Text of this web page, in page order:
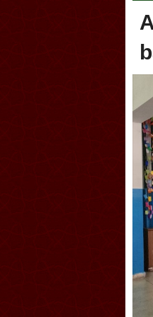
Geleneksel Türk Okçuluğu
ev sahipliği yapıyor